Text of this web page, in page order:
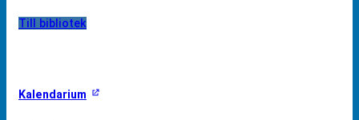
Till bibliotek
Kalendarium